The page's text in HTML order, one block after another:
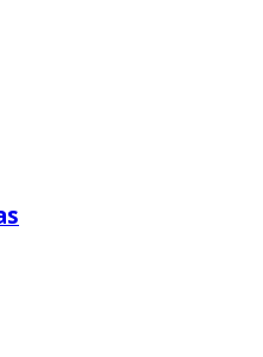
desafios.
em
a substituição
específica para